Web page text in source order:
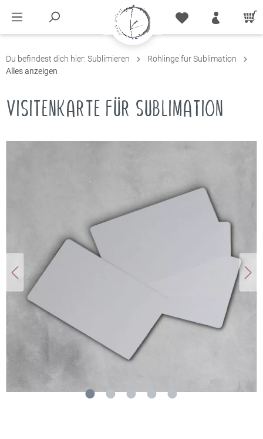
Du befindest dich hier: Sublimieren
Rohlinge für Sublimation
Alles anzeigen
VISITENKARTE FÜR SUBLIMATION